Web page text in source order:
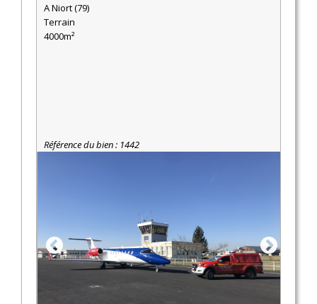
A Niort (79)
Terrain
4000m²
Référence du bien : 1442